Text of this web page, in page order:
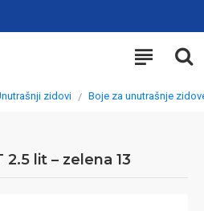
zidovi Boje za unutrašnje
2.5 lit – zelena 13